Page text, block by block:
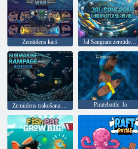
Zemūdens karš Jal Sangram zemūdens izdzīvošana
Piratebattle. Io